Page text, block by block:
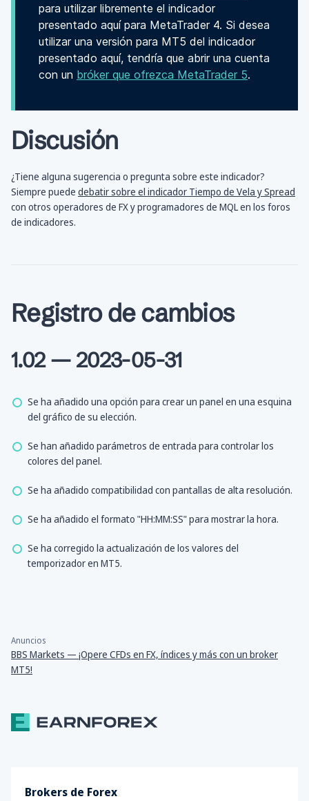
para utilizar libremente el indicador
presentado aquí para MetaTrader 4. Si desea
utilizar una versión para MT5 del indicador
presentado aquí, tendría que abrir una cuenta
con un bróker que ofrezca MetaTrader 5.
Discusión
¿Tiene alguna sugerencia o pregunta sobre este indicador?
Siempre puede debatir sobre el indicador Tiempo de Vela y Spread
con otros operadores de FX y programadores de MQL en los foros
de indicadores.
Registro de cambios
1.02 — 2023-05-31
Se ha añadido una opción para crear un panel en una esquina
del gráfico de su elección.
Se han añadido parámetros de entrada para controlar los
colores del panel.
Se ha añadido compatibilidad con pantallas de alta resolución.
Se ha añadido el formato "HH:MM:SS" para mostrar la hora.
Se ha corregido la actualización de los valores del
temporizador en MT5.
Anuncios
BBS Markets — ¡Opere CFDs en FX, índices y más con un broker
MT5!
Brokers de Forex